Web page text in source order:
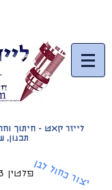
לייזר קאט - חיתוך
תכנון,
יצור כחול לבן